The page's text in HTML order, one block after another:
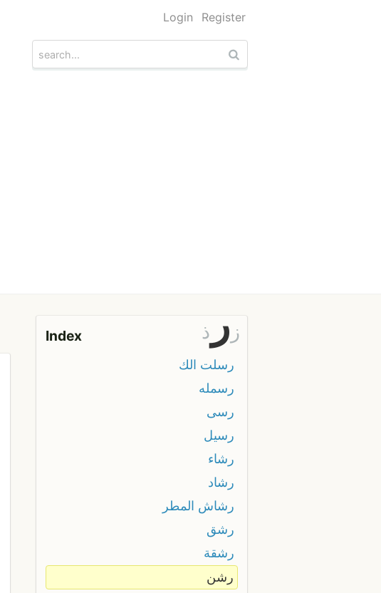
Login Register
Index ذ ر ز
رسلت الك
رسمله
رسى
رسيل
رشاء
رشاد
رشاش المطر
رشق
رشقة
رشن